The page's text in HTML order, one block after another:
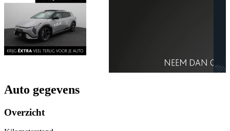
Auto gegevens
Overzicht